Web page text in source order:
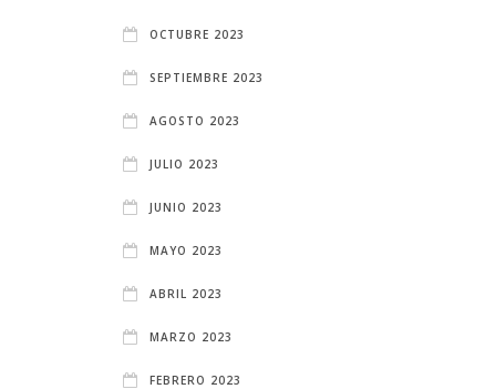
OCTUBRE 2023
SEPTIEMBRE 2023
AGOSTO 2023
JULIO 2023
JUNIO 2023
MAYO 2023
ABRIL 2023
MARZO 2023
FEBRERO 2023